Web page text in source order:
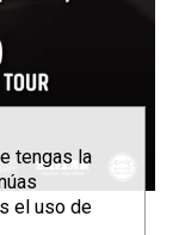
tengas la
el uso de